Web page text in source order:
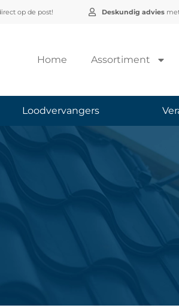
op de post! Deskundig adviesmet
Home Assortiment
Loodvervangers